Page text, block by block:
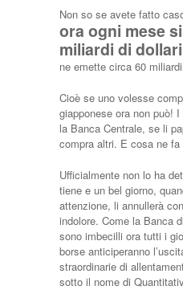
Non so se avete fatto
ora ogni mese
miliardi di
ne emette circa 60
Cioè se uno volesse
giapponese ora non può!
la Banca Centrale, se li
compra altri. E cosa ne fa
Ufficialmente non lo ha
tiene e un bel giorno,
attenzione, li annullerà
indolore. Come la Banca
sono imbecilli ora tutti i
borse anticiperanno
straordinarie di
sotto il nome di